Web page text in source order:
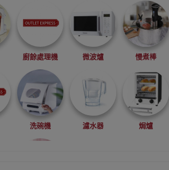
廚餘處理機 微波爐 慢煮棒
洗碗機 濾水器 焗爐